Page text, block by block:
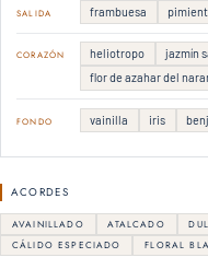
SALIDA frambuesa
CORAZÓN heliotropo
jazmín
flor de azahar del
FONDO vainilla iris
ACORDES
AVAINILLADO ATALCADO
CÁLIDO ESPECIADO
FLORAL